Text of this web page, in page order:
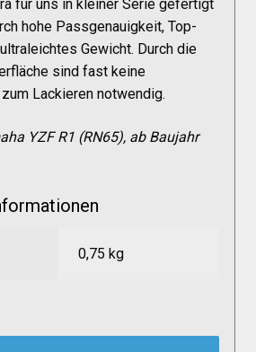
für uns in kleiner Serie gefertigt
hohe Passgenauigkeit, Top-
Gewicht. Durch die
sind fast keine
Lackieren notwendig.
YZF R1 (RN65), ab Baujahr
0,75 kg